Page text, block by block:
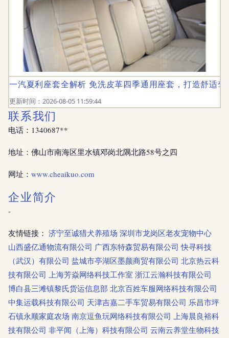
一汽夏利座套全解析 免洗皮革四季通用座套，打造舒适驾
更新时间：2026-08-05 11:59:44
联系我们
电话：1340687**
地址：佛山市南海区里水镇邓岗北隅北路58号之四
网址： www.cheaikuo.com
企业简介
-
友情链接： 济宁至诚猎犬养殖场 深圳市龙岗区老友宠物中心
山西盛亿通物流有限公司 广西东特森贸易有限公司 快寻科技
（武汉）有限公司 盐城市亭湖区墨颜商贸有限公司 北京热云科
技有限公司 上海芳焱网络科技工作室 浙江云瀚科技有限公司
博白县三滩镇黎氏货运信息部 北京百姓车服网络科技有限公司
中集运载科技有限公司 天津吉嘉二手车贸易有限公司 乐昌市坪
石镇永顺家庭农场 南京逗鱼玩网络科技有限公司 上海晨良裕科
技有限公司 非平闻（上海）科技有限公司 云南云养堂生物科技